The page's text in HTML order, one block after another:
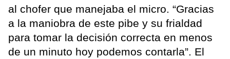
al chofer que manejaba el micro. “Gracias
a la maniobra de este pibe y su frialdad
para tomar la decisión correcta en menos
de un minuto hoy podemos contarla”. El